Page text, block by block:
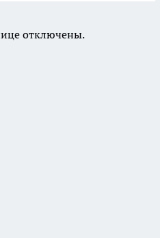
отключены.